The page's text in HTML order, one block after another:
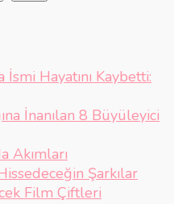
Hayatını Kaybetti:
İnanılan 8 Büyüleyici
Akımları
Şarkılar
Film Çiftleri